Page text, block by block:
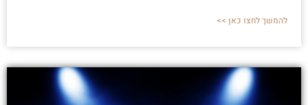
להמשך לחצו כאן >>